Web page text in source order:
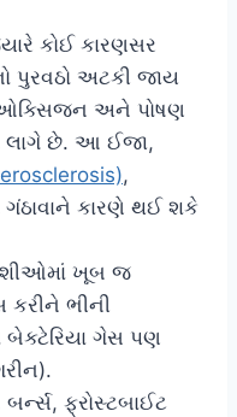
કોઈ કારણસર
પુરવઠો અટકી જાય
ઓક્સિજન અને પોષણ
લાગે છે. આ ઈજા,
,
ગંઠાવાને કારણે થઈ શકે
ખૂબ જ
ભીની
બેક્ટેરિયા ગેસ પણ
ફ્રોસ્ટબાઈટ